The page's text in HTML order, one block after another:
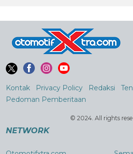
Kontak Privacy Policy Redaksi
Pedoman Pemberitaan
© 2024. All rights
NETWORK